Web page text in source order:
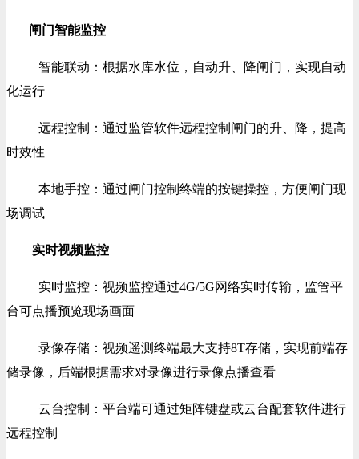
闸门智能监控
智能联动：根据水库水位，自动升、降闸门，实现自动
化运行
远程控制：通过监管软件远程控制闸门的升、降，提高
时效性
本地手控：通过闸门控制终端的按键操控，方便闸门现
场调试
实时视频监控
实时监控：视频监控通过4G/5G网络实时传输，监管平
台可点播预览现场画面
录像存储：视频遥测终端最大支持8T存储，实现前端存
储录像，后端根据需求对录像进行录像点播查看
云台控制：平台端可通过矩阵键盘或云台配套软件进行
远程控制